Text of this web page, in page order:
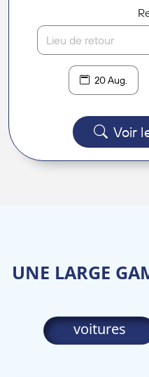
Lieu de retour
20 Aug.
Voir
UNE LARGE
voitures